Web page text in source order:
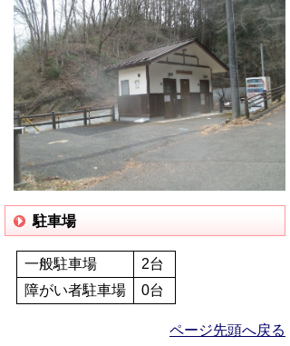
駐車場
一般駐車場
2台
障がい者駐車場
0台
ページ先頭へ戻る